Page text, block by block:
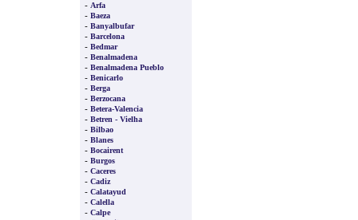
- Arfa
- Baeza
- Banyalbufar
- Barcelona
- Bedmar
- Benalmadena
- Benalmadena Pueblo
- Benicarlo
- Berga
- Berzocana
- Betera-Valencia
- Betren - Vielha
- Bilbao
- Blanes
- Bocairent
- Burgos
- Caceres
- Cadiz
- Calatayud
- Calella
- Calpe